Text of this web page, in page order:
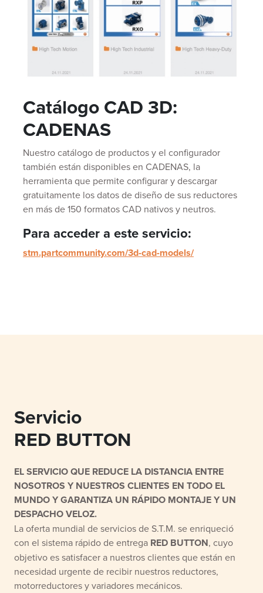
Catálogo CAD 3D:
CADENAS
Nuestro catálogo de productos y el configurador
también están disponibles en CADENAS, la
herramienta que permite configurar y descargar
gratuitamente los datos de diseño de sus reductores
en más de 150 formatos CAD nativos y neutros.
Para acceder a este servicio:
stm.partcommunity.com/3d-cad-models/
Servicio
RED BUTTON
EL SERVICIO QUE REDUCE LA DISTANCIA ENTRE
NOSOTROS Y NUESTROS CLIENTES EN TODO EL
MUNDO Y GARANTIZA UN RÁPIDO MONTAJE Y UN
DESPACHO VELOZ.
La oferta mundial de servicios de S.T.M. se enriqueció
con el sistema rápido de entrega RED BUTTON, cuyo
objetivo es satisfacer a nuestros clientes que están en
necesidad urgente de recibir nuestros reductores,
motorreductores y variadores mecánicos.